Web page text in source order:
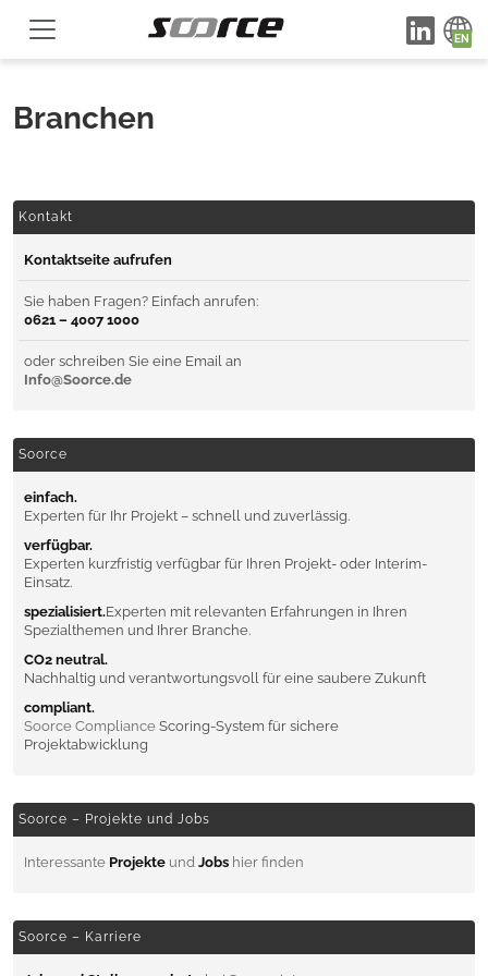
Branchen
Kontakt
Kontaktseite aufrufen
Sie haben Fragen? Einfach anrufen:
0621 – 4007 1000
oder schreiben Sie eine Email an
Info@Soorce.de
Soorce
einfach.
Experten für Ihr Projekt – schnell und zuverlässig.
verfügbar.
Experten kurzfristig verfügbar für Ihren Projekt- oder Interim-
Einsatz.
spezialisiert.Experten mit relevanten Erfahrungen in Ihren
Spezialthemen und Ihrer Branche.
CO2 neutral.
Nachhaltig und verantwortungsvoll für eine saubere Zukunft
compliant.
Soorce Compliance Scoring-System für sichere
Projektabwicklung
Soorce – Projekte und Jobs
Interessante Projekte und Jobs hier finden
Soorce – Karriere